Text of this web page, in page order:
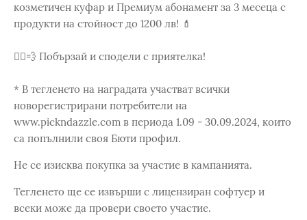
козметичен куфар и Премиум абонамент за 3 месеца с
продукти на стойност до 1200 лв! 💄
🏃‍♀️💨 Побързай и сподели с приятелка!
* В тегленето на наградата участват всички
новорегистрирани потребители на
www.pickndazzle.com в периода 1.09 - 30.09.2024, които
са попълнили своя Бюти профил.
Не се изисква покупка за участие в кампанията.
Тегленето ще се извърши с лицензиран софтуер и
всеки може да провери своето участие.